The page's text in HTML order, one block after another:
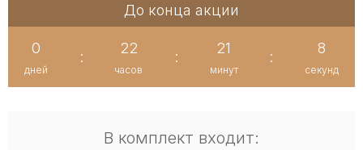
До конца акции
0
дней
:
22
часов
:
21
минут
:
7
секунд
В комплект входит: